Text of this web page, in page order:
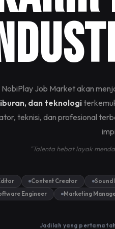
NobiPlay Job Market akan
dan teknologi
teknisi, dan profesional
"Talenta hebat layak
Content Creator Sound
Engineer
Marketing
Jadilah yang pertama